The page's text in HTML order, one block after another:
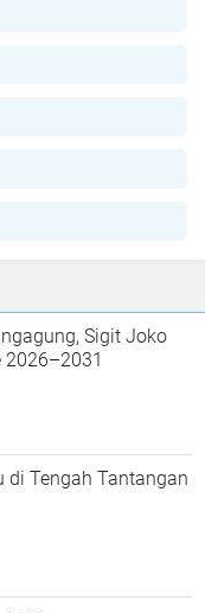
Sigit Joko
di Tengah Tantangan